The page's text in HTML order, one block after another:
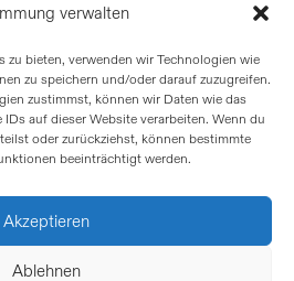
verwalten
zu bieten, verwenden wir Technologien wie
zu speichern und/oder darauf zuzugreifen.
zustimmst, können wir Daten wie das
auf dieser Website verarbeiten. Wenn du
oder zurückziehst, können bestimmte
beeinträchtigt werden.
Akzeptieren
Ablehnen